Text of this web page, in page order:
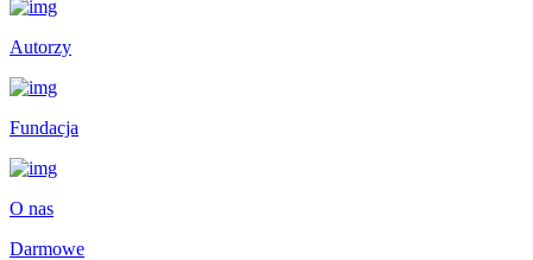
Autorzy
Fundacja
O nas
Darmowe